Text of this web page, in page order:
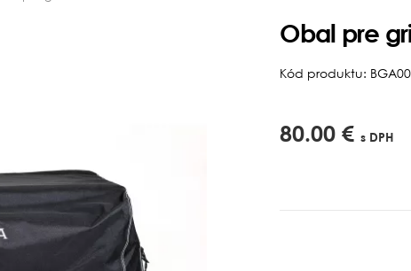
Obal pre
Kód produktu:
80.00 € s DPH